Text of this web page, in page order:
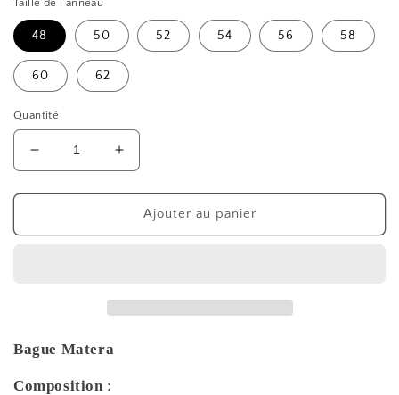
48 50 52 54 56 58
60 62
Quantité
Réduire
la
quantité
Bague
Augmenter
la
quantité
Bague
Ajouter au panier
Bague Matera
Composition :